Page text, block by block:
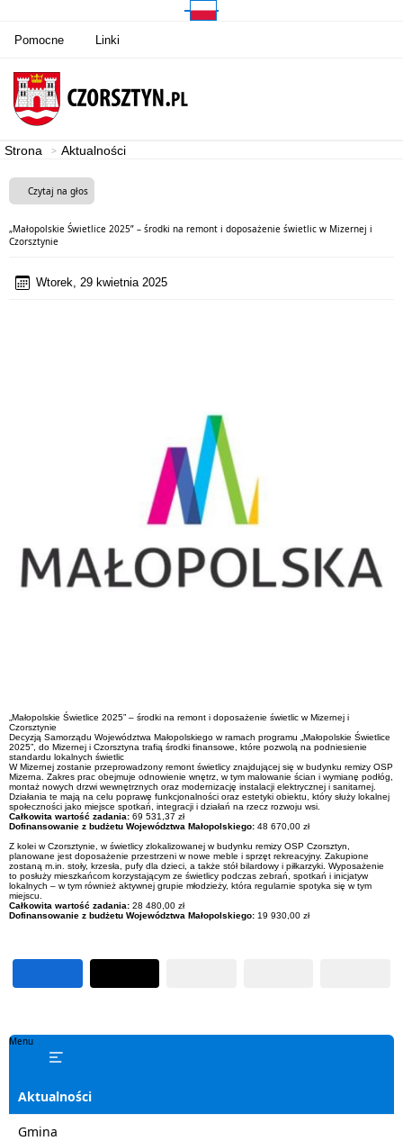
Pomocne Linki
Strona Aktualności
Czytaj na głos
„Małopolskie Świetlice 2025” – środki na remont i doposażenie świetlic w Mizernej i
Czorsztynie
Wtorek, 29 kwietnia 2025
„Małopolskie Świetlice 2025” – środki na remont i doposażenie świetlic w Mizernej i
Czorsztynie
Decyzją Samorządu Województwa Małopolskiego w ramach programu „Małopolskie Świetlice
2025”, do Mizernej i Czorsztyna trafią środki finansowe, które pozwolą na podniesienie
standardu lokalnych świetlic
W Mizernej zostanie przeprowadzony remont świetlicy znajdującej się w budynku remizy OSP
Mizerna. Zakres prac obejmuje odnowienie wnętrz, w tym malowanie ścian i wymianę podłóg,
montaż nowych drzwi wewnętrznych oraz modernizację instalacji elektrycznej i sanitarnej.
Działania te mają na celu poprawę funkcjonalności oraz estetyki obiektu, który służy lokalnej
społeczności jako miejsce spotkań, integracji i działań na rzecz rozwoju wsi.
Całkowita wartość zadania: 69 531,37 zł
Dofinansowanie z budżetu Województwa Małopolskiego: 48 670,00 zł
Z kolei w Czorsztynie, w świetlicy zlokalizowanej w budynku remizy OSP Czorsztyn,
planowane jest doposażenie przestrzeni w nowe meble i sprzęt rekreacyjny. Zakupione
zostaną m.in. stoły, krzesła, pufy dla dzieci, a także stół bilardowy i piłkarzyki. Wyposażenie
to posłuży mieszkańcom korzystającym ze świetlicy podczas zebrań, spotkań i inicjatyw
lokalnych – w tym również aktywnej grupie młodzieży, która regularnie spotyka się w tym
miejscu.
Całkowita wartość zadania: 28 480,00 zł
Dofinansowanie z budżetu Województwa Małopolskiego: 19 930,00 zł
Menu
Aktualności
Gmina